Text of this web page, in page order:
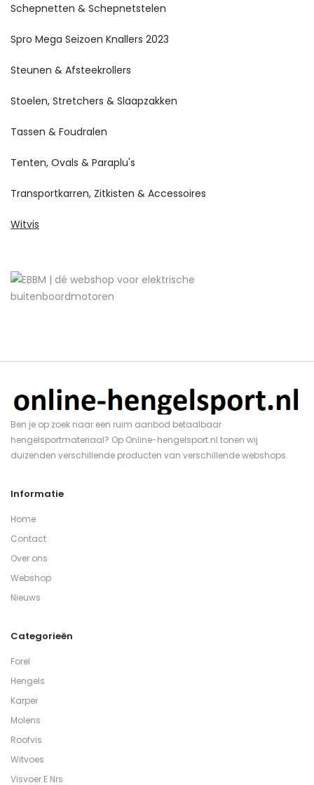
Schepnetten & Schepnetstelen
Spro Mega Seizoen Knallers 2023
Steunen & Afsteekrollers
Stoelen, Stretchers & Slaapzakken
Tassen & Foudralen
Tenten, Ovals & Paraplu's
Transportkarren, Zitkisten & Accessoires
Witvis
Ben je op zoek naar een ruim aanbod betaalbaar
hengelsportmateriaal? Op Online-hengelsport.nl tonen wij
duizenden verschillende producten van verschillende webshops.
Informatie
Home
Contact
Over ons
Webshop
Nieuws
Categorieën
Forel
Hengels
Karper
Molens
Roofvis
Witvoes
Visvoer E Nrs